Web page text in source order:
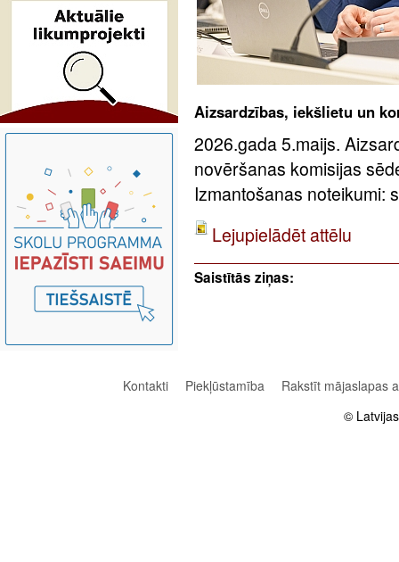
Aizsardzības, iekšlietu un
2026.gada 5.maijs.
novēršanas komisijas
Izmantošanas noteikumi:
Lejupielādēt attēlu
Saistītās ziņas:
Kontakti Piekļūstamība
Rakstīt mājaslapas
©